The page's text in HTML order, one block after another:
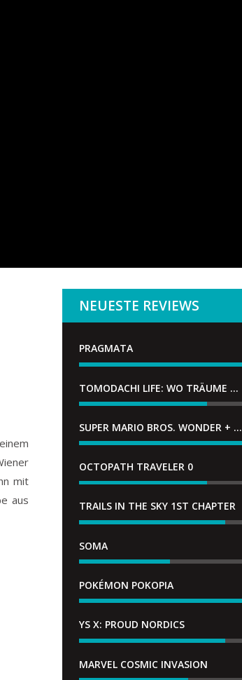
mit
aus
NEUESTE REVIEWS
PRAGMATA
TOMODACHI LIFE: WO TRÄUME WAHR WERDEN
SUPER MARIO BROS. WONDER + GEMEINSAM IM BELLABEL-PARK
OCTOPATH TRAVELER 0
TRAILS IN THE SKY 1ST CHAPTER
SOMA
POKÉMON POKOPIA
YS X: PROUD NORDICS
MARVEL COSMIC INVASION